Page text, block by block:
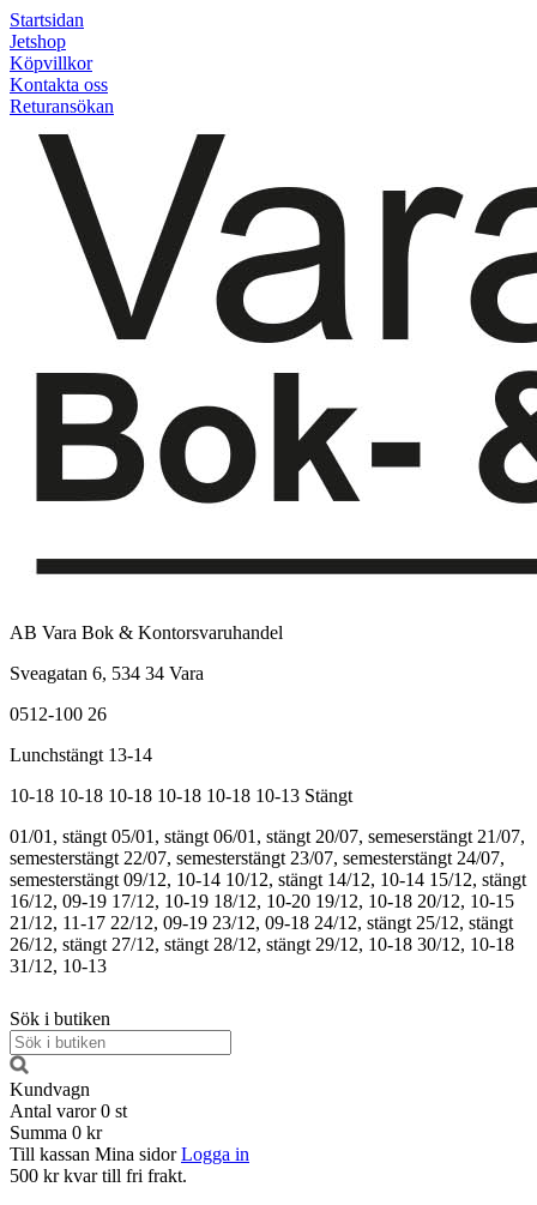
Startsidan
Jetshop
Köpvillkor
Kontakta oss
Returansökan
AB Vara Bok & Kontorsvaruhandel
Sveagatan 6, 534 34 Vara
0512-100 26
Lunchstängt 13-14
10-18 10-18 10-18 10-18 10-18 10-13 Stängt
01/01, stängt 05/01, stängt 06/01, stängt 20/07, semeserstängt 21/07,
semesterstängt 22/07, semesterstängt 23/07, semesterstängt 24/07,
semesterstängt 09/12, 10-14 10/12, stängt 14/12, 10-14 15/12, stängt
16/12, 09-19 17/12, 10-19 18/12, 10-20 19/12, 10-18 20/12, 10-15
21/12, 11-17 22/12, 09-19 23/12, 09-18 24/12, stängt 25/12, stängt
26/12, stängt 27/12, stängt 28/12, stängt 29/12, 10-18 30/12, 10-18
31/12, 10-13
Sök i butiken
Kundvagn
Antal varor 0 st
Summa 0 kr
Till kassan Mina sidor Logga in
500 kr kvar till fri frakt.